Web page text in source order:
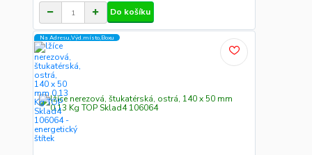
Do košíku
Na Adresu,Výd.místo,Boxu